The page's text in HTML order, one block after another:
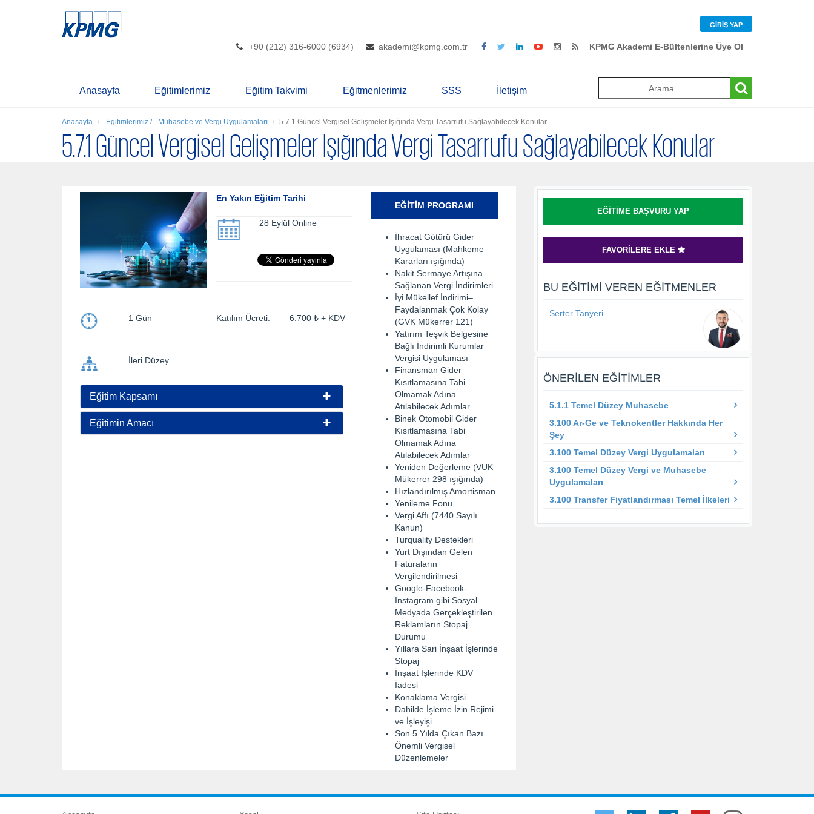
GIRIŞ YAP
+90 (212) 316-6000 (6934) akademi@kpmg.com.tr KPMG Akademi E-Bültenlerine Üye Ol
Anasayfa Eğitimlerimiz Eğitim Takvimi Eğitmenlerimiz SSS İletişim
Anasayfa Egitimlerimiz / - Muhasebe ve Vergi Uygulamaları 5.7.1 Güncel Vergisel Gelişmeler Işığında Vergi Tasarrufu Sağlayabilecek Konular
5.7.1 Güncel Vergisel Gelişmeler Işığında Vergi Tasarrufu Sağlayabilecek Konular
En Yakın Eğitim Tarihi
28 Eylül Online
1 Gün Katılım Ücreti: 6.700 ₺ + KDV
İleri Düzey
Eğitim Kapsamı
Eğitimin Amacı
EĞITIM PROGRAMI
İhracat Götürü Gider
Uygulaması (Mahkeme
Kararları ışığında)
Nakit Sermaye Artışına
Sağlanan Vergi İndirimleri
İyi Mükellef İndirimi–
Faydalanmak Çok Kolay
(GVK Mükerrer 121)
Yatırım Teşvik Belgesine
Bağlı İndirimli Kurumlar
Vergisi Uygulaması
Finansman Gider
Kısıtlamasına Tabi
Olmamak Adına
Atılabilecek Adımlar
Binek Otomobil Gider
Kısıtlamasına Tabi
Olmamak Adına
Atılabilecek Adımlar
Yeniden Değerleme (VUK
Mükerrer 298 ışığında)
Hızlandırılmış Amortisman
Yenileme Fonu
Vergi Affı (7440 Sayılı
Kanun)
Turquality Destekleri
Yurt Dışından Gelen
Faturaların
Vergilendirilmesi
Google-Facebook-
Instagram gibi Sosyal
Medyada Gerçekleştirilen
Reklamların Stopaj
Durumu
Yıllara Sari İnşaat İşlerinde
Stopaj
İnşaat İşlerinde KDV
İadesi
Konaklama Vergisi
Dahilde İşleme İzin Rejimi
ve İşleyişi
Son 5 Yılda Çıkan Bazı
Önemli Vergisel
Düzenlemeler
EĞITIME BAŞVURU YAP
FAVORILERE EKLE
BU EĞITIMI VEREN EĞITMENLER
Serter Tanyeri
ÖNERILEN EĞITIMLER
5.1.1 Temel Düzey Muhasebe
3.100 Ar-Ge ve Teknokentler Hakkında Her
Şey
3.100 Temel Düzey Vergi Uygulamaları
3.100 Temel Düzey Vergi ve Muhasebe
Uygulamaları
3.100 Transfer Fiyatlandırması Temel İlkeleri